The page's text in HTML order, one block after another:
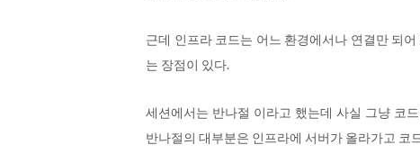
근데 인프라 코드는 어느 환경에서나 연결만 되
는 장점이 있다.
세션에서는 반나절 이라고 했는데 사실 그냥 코
반나절의 대부분은 인프라에 서버가 올라가고 코